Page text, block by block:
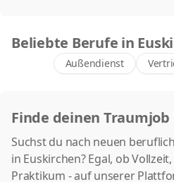
Beliebte Berufe in
Außendienst
Finde deinen
Suchst du nach neuen
in Euskirchen? Egal, ob
Praktikum - auf unserer